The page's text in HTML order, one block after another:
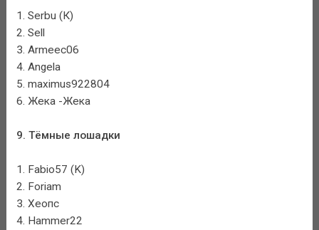
1. Serbu (К)
2. Sell
3. Armeec06
4. Angela
5. maximus922804
6. Жека -Жека
9. Тёмные лошадки
1. Fabio57 (K)
2. Foriam
3. Хеопс
4. Hammer22